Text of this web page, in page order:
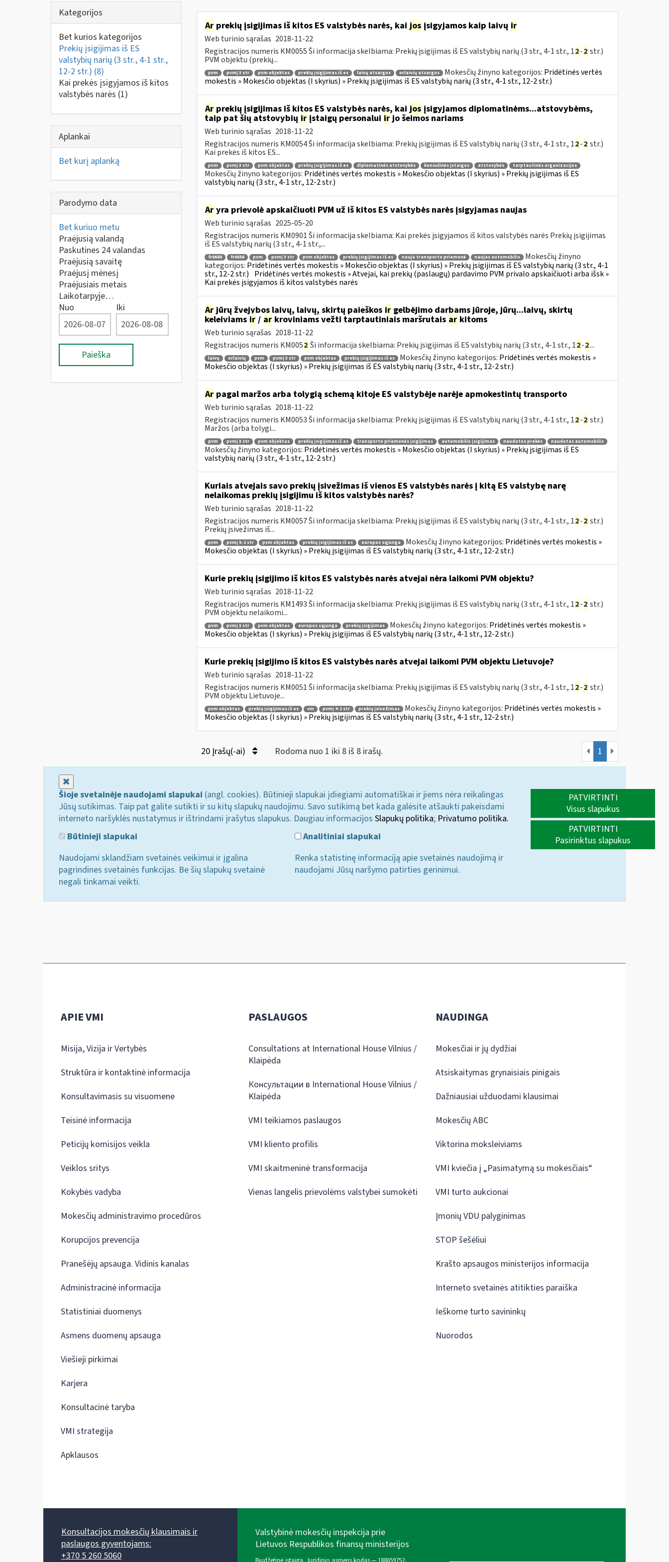
Kategorijos
Bet kurios kategorijos
Prekių įsigijimas iš ES
valstybių narių (3 str., 4-1 str.,
12-2 str.) (8)
Kai prekės įsigyjamos iš kitos
valstybės narės (1)
Aplankai
Bet kurį aplanką
Parodymo data
Bet kuriuo metu
Praėjusią valandą
Paskutines 24 valandas
Praėjusią savaitę
Praėjusį mėnesį
Praėjusiais metais
Laikotarpyje…
Nuo
Iki
Paieška
Arprekių įsigijimas iš kitos ES valstybės narės, kai jos įsigyjamos kaip laivų ir
Web turinio sąrašas 2018-11-22
Registracijos numeris KM0055 Ši informacija skelbiama: Prekių įsigijimas iš ES valstybių narių (3 str., 4-1 str., 12-2 str.)
PVM objektu (prekių...
pvm pvmį 3 str pvm objektas prekių įsigijimas iš es laivų atsargos orlaivių atsargos Mokesčių žinyno kategorijos: Pridėtinės vertės
mokestis » Mokesčio objektas (I skyrius) » Prekių įsigijimas iš ES valstybių narių (3 str., 4-1 str., 12-2 str.)
Arprekių įsigijimas iš kitos ES valstybės narės, kai jos įsigyjamos diplomatinėms...atstovybėms,
taip pat šių atstovybių irįstaigų personalui irjo šeimos nariams
Web turinio sąrašas 2018-11-22
Registracijos numeris KM0054 Ši informacija skelbiama: Prekių įsigijimas iš ES valstybių narių (3 str., 4-1 str., 12-2 str.)
Kai prekės iš kitos ES...
pvm pvmį 3 str pvm objektas prekių įsigijimas iš es diplomatinės atstovybės konsulinės įstaigos atstovybės tarptautinės organizacijos
Mokesčių žinyno kategorijos: Pridėtinės vertės mokestis » Mokesčio objektas (I skyrius) » Prekių įsigijimas iš ES
valstybių narių (3 str., 4-1 str., 12-2 str.)
Aryra prievolė apskaičiuoti PVM už iš kitos ES valstybės narės įsigyjamas naujas
Web turinio sąrašas 2025-05-20
Registracijos numeris KM0901 Ši informacija skelbiama: Kai prekės įsigyjamos iš kitos valstybės narės Prekių įsigijimas
iš ES valstybių narių (3 str., 4-1 str.,...
fr0608 fr0656 pvm pvmį 3 str pvm objektas prekių įsigijimas iš es nauja transporto priemonė naujas automobilis
Mokesčių žinyno
kategorijos: Pridėtinės vertės mokestis » Mokesčio objektas (I skyrius) » Prekių įsigijimas iš ES valstybių narių (3 str., 4-1
str., 12-2 str.) Pridėtinės vertės mokestis » Atvejai, kai prekių (paslaugų) pardavimo PVM privalo apskaičiuoti arba išsk »
Kai prekės įsigyjamos iš kitos valstybės narės
Arjūrų žvejybos laivų, laivų, skirtų paieškos irgelbėjimo darbams jūroje, jūrų...laivų, skirtų
keleiviams ir/ arkroviniams vežti tarptautiniais maršrutais arkitoms
Web turinio sąrašas 2018-11-22
Registracijos numeris KM0052 Ši informacija skelbiama: Prekių įsigijimas iš ES valstybių narių (3 str., 4-1 str., 12-2...
laivų orlaivių pvm pvmį 3 str pvm objektas prekių įsigijimas iš es Mokesčių žinyno kategorijos: Pridėtinės vertės mokestis »
Mokesčio objektas (I skyrius) » Prekių įsigijimas iš ES valstybių narių (3 str., 4-1 str., 12-2 str.)
Arpagal maržos arba tolygią schemą kitoje ES valstybėje narėje apmokestintų transporto
Web turinio sąrašas 2018-11-22
Registracijos numeris KM0053 Ši informacija skelbiama: Prekių įsigijimas iš ES valstybių narių (3 str., 4-1 str., 12-2 str.)
Maržos (arba tolygi...
pvm pvmį 3 str pvm objektas prekių įsigijimas iš es transporto priemonės įsigijimas automobilio įsigijimas naudotos prekės naudotas automobilis
Mokesčių žinyno kategorijos: Pridėtinės vertės mokestis » Mokesčio objektas (I skyrius) » Prekių įsigijimas iš ES
valstybių narių (3 str., 4-1 str., 12-2 str.)
Kuriais atvejais savo prekių įsivežimas iš vienos ES valstybės narės į kitą ES valstybę narę
nelaikomas prekių įsigijimu iš kitos valstybės narės?
Web turinio sąrašas 2018-11-22
Registracijos numeris KM0057 Ši informacija skelbiama: Prekių įsigijimas iš ES valstybių narių (3 str., 4-1 str., 12-2 str.)
Prekių įsivežimas iš...
pvm pvmį 5-1 str pvm objektas prekių įsigijimas iš es europos sąjunga Mokesčių žinyno kategorijos: Pridėtinės vertės mokestis »
Mokesčio objektas (I skyrius) » Prekių įsigijimas iš ES valstybių narių (3 str., 4-1 str., 12-2 str.)
Kurie prekių įsigijimo iš kitos ES valstybės narės atvejai nėra laikomi PVM objektu?
Web turinio sąrašas 2018-11-22
Registracijos numeris KM1493 Ši informacija skelbiama: Prekių įsigijimas iš ES valstybių narių (3 str., 4-1 str., 12-2 str.)
PVM objektu nelaikomi...
pvm pvmį 3 str pvm objektas europos sąjunga prekių įsigijimas Mokesčių žinyno kategorijos: Pridėtinės vertės mokestis »
Mokesčio objektas (I skyrius) » Prekių įsigijimas iš ES valstybių narių (3 str., 4-1 str., 12-2 str.)
Kurie prekių įsigijimo iš kitos ES valstybės narės atvejai laikomi PVM objektu Lietuvoje?
Web turinio sąrašas 2018-11-22
Registracijos numeris KM0051 Ši informacija skelbiama: Prekių įsigijimas iš ES valstybių narių (3 str., 4-1 str., 12-2 str.)
PVM objektu Lietuvoje...
pvm objektas prekių įsigijimas iš es vm pvmį 4-1 str prekių įsivežimas Mokesčių žinyno kategorijos: Pridėtinės vertės mokestis »
Mokesčio objektas (I skyrius) » Prekių įsigijimas iš ES valstybių narių (3 str., 4-1 str., 12-2 str.)
20 Įrašų(-ai) Rodoma nuo 1 iki 8 iš 8 irašų. 1
Šioje svetainėje naudojami slapukai (angl. cookies). Būtinieji slapukai įdiegiami automatiškai ir jiems nėra reikalingas
Jūsų sutikimas. Taip pat galite sutikti ir su kitų slapukų naudojimu. Savo sutikimą bet kada galėsite atšaukti pakeisdami
interneto naršyklės nustatymus ir ištrindami įrašytus slapukus. Daugiau informacijos Slapukų politika; Privatumo politika.
Būtinieji slapukai
Naudojami sklandžiam svetainės veikimui ir įgalina
pagrindines svetainės funkcijas. Be šių slapukų svetainė
negali tinkamai veikti.
Analitiniai slapukai
Renka statistinę informaciją apie svetainės naudojimą ir
naudojami Jūsų naršymo patirties gerinimui.
PATVIRTINTI
Visus slapukus
PATVIRTINTI
Pasirinktus slapukus
APIE VMI
Misija, Vizija ir Vertybės
Struktūra ir kontaktinė informacija
Konsultavimasis su visuomene
Teisinė informacija
Peticijų komisijos veikla
Veiklos sritys
Kokybės vadyba
Mokesčių administravimo procedūros
Korupcijos prevencija
Pranešėjų apsauga. Vidinis kanalas
Administracinė informacija
Statistiniai duomenys
Asmens duomenų apsauga
Viešieji pirkimai
Karjera
Konsultacinė taryba
VMI strategija
Apklausos
PASLAUGOS
Consultations at International House Vilnius /
Klaipėda
Консультации в International House Vilnius /
Klaipėda
VMI teikiamos paslaugos
VMI kliento profilis
VMI skaitmeninė transformacija
Vienas langelis prievolėms valstybei sumokėti
NAUDINGA
Mokesčiai ir jų dydžiai
Atsiskaitymas grynaisiais pinigais
Dažniausiai užduodami klausimai
Mokesčių ABC
Viktorina moksleiviams
VMI kviečia į „Pasimatymą su mokesčiais“
VMI turto aukcionai
Įmonių VDU palyginimas
STOP šešėliui
Krašto apsaugos ministerijos informacija
Interneto svetainės atitikties paraiška
Ieškome turto savininkų
Nuorodos
Konsultacijos mokesčių klausimais ir
paslaugos gyventojams:
+370 5 260 5060
Valstybinė mokesčių inspekcija prie
Lietuvos Respublikos finansų ministerijos